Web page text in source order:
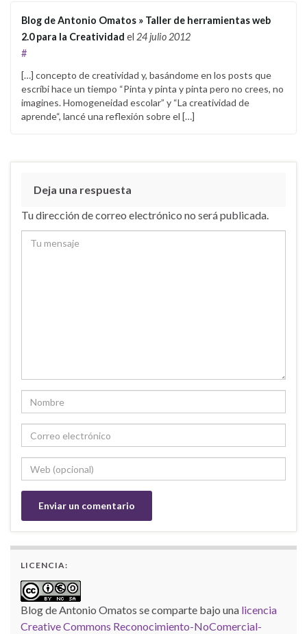
Blog de Antonio Omatos » Taller de herramientas web
2.0 para la Creatividad el 24 julio 2012
#
[…] concepto de creatividad y, basándome en los posts que
escríbi hace un tiempo “Pinta y pinta y pinta pero no crees, no
imagines. Homogeneidad escolar” y “La creatividad de
aprende“, lancé una reflexión sobre el […]
Deja una respuesta
Tu dirección de correo electrónico no será publicada.
LICENCIA:
Blog de Antonio Omatos se comparte bajo una licencia
Creative Commons Reconocimiento-NoComercial-